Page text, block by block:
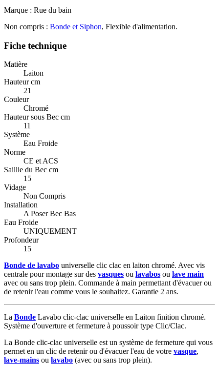
Marque : Rue du bain
Non compris : Bonde et Siphon, Flexible d'alimentation.
Fiche technique
Matière
Laiton
Hauteur cm
21
Couleur
Chromé
Hauteur sous Bec cm
11
Système
Eau Froide
Norme
CE et ACS
Saillie du Bec cm
15
Vidage
Non Compris
Installation
A Poser Bec Bas
Eau Froide
UNIQUEMENT
Profondeur
15
Bonde de lavabo universelle clic clac en laiton chromé. Avec vis
centrale pour montage sur des vasques ou lavabos ou lave main
avec ou sans trop plein. Commande à main permettant d'évacuer ou
de retenir l'eau comme vous le souhaitez. Garantie 2 ans.
La Bonde Lavabo clic-clac universelle en Laiton finition chromé.
Système d'ouverture et fermeture à poussoir type Clic/Clac.
La Bonde clic-clac universelle est un système de fermeture qui vous
permet en un clic de retenir ou d'évacuer l'eau de votre vasque,
lave-mains ou lavabo (avec ou sans trop plein).